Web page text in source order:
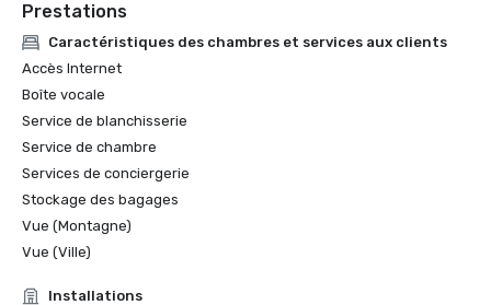
Prestations
Caractéristiques des chambres et services aux clients
Accès Internet
Boîte vocale
Service de blanchisserie
Service de chambre
Services de conciergerie
Stockage des bagages
Vue (Montagne)
Vue (Ville)
Installations